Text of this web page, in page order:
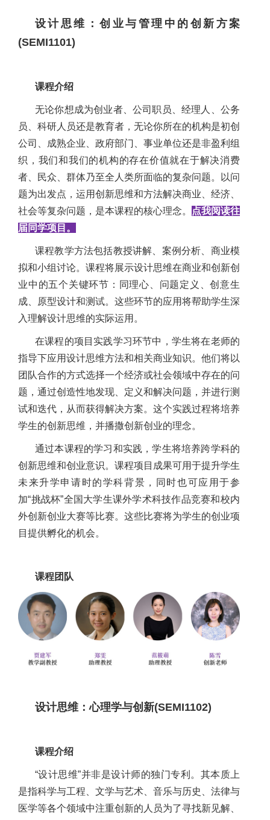
设计思维：创业与管理中的创新方案
(SEMI1101)
课程介绍
无论你想成为创业者、公司职员、经理人、公务
员、科研人员还是教育者，无论你所在的机构是初创
公司、成熟企业、政府部门、事业单位还是非盈利组
织，我们和我们的机构的存在价值就在于解决消费
者、民众、群体乃至全人类所面临的复杂问题。以问
题为出发点，运用创新思维和方法解决商业、经济、
社会等复杂问题，是本课程的核心理念。
点我阅读往
届同学项目。
课程教学方法包括教授讲解、案例分析、商业模
拟和小组讨论。课程将展示设计思维在商业和创新创
业中的五个关键环节：同理心、问题定义、创意生
成、原型设计和测试。这些环节的应用将帮助学生深
入理解设计思维的实际运用。
在课程的项目实践学习环节中，学生将在老师的
指导下应用设计思维方法和相关商业知识。他们将以
团队合作的方式选择一个经济或社会领域中存在的问
题，通过创造性地发现、定义和解决问题，并进行测
试和迭代，从而获得解决方案。这个实践过程将培养
学生的创新思维，并播撒创新创业的理念。
通过本课程的学习和实践，学生将培养跨学科的
创新思维和创业意识。课程项目成果可用于提升学生
未来升学申请时的学科背景，同时也可应用于参
加“挑战杯”全国大学生课外学术科技作品竞赛和校内
外创新创业大赛等比赛。这些比赛将为学生的创业项
目提供孵化的机会。
课程团队
设计思维：心理学与创新(SEMI1102)
课程介绍
“设计思维”并非是设计师的独门专利。其本质上
是指科学与工程、文学与艺术、音乐与历史、法律与
医学等各个领域中注重创新的人员为了寻找新见解、